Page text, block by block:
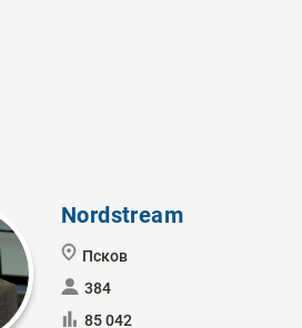
Nordstream
Псков
384
85 042